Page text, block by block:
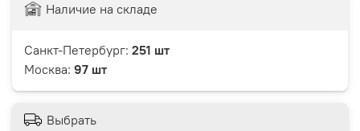
Наличие на складе
Санкт-Петербург: 251 шт
Москва: 97 шт
Выбрать